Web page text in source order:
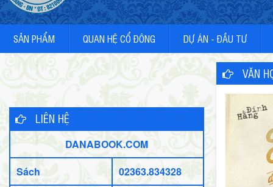
SẢN PHẨM QUAN HỆ CỔ ĐÔNG DỰ ÁN - ĐẦU TƯ
LIÊN HỆ
DANABOOK.COM
Sách
02363.834328
VĂN